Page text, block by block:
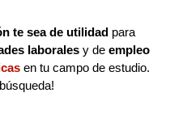
te sea de utilidad para
laborales y de empleo
en tu campo de estudio.